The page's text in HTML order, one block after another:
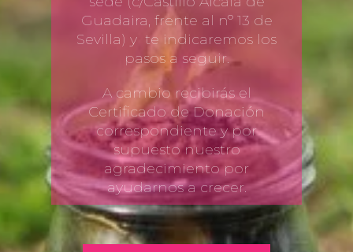
Guadaira, frente al nº 13 de
Sevilla) y te indicaremos los
pasos a seguir.
A cambio recibirás el
Certificado de Donación
correspondiente y por
supuesto nuestro
agradecimiento por
ayudarnos a crecer.